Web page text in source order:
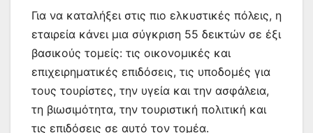
k
er
ίτ
ε
Για να καταλήξει στις πιο ελκυστικές πόλεις, η
εταιρεία κάνει μια σύγκριση 55 δεικτών σε έξι
βασικούς τομείς: τις οικονομικές και
επιχειρηματικές επιδόσεις, τις υποδομές για
τους τουρίστες, την υγεία και την ασφάλεια,
τη βιωσιμότητα, την τουριστική πολιτική και
τις επιδόσεις σε αυτό τον τομέα.